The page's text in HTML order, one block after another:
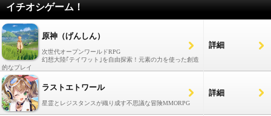
イチオシゲーム！
原神（げんしん）
次世代オープンワールドRPG
幻想大陸｢テイワット｣を自由探索！元素の力を使った創造
的なプレイ
詳細
ラストエトワール
星霊とレジスタンスが織り成す不思議な冒険MMORPG
詳細